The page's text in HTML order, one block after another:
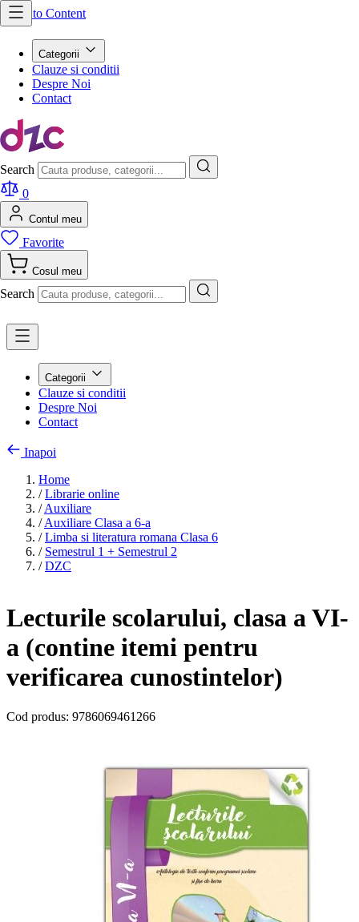
Skip to Content
Categorii
Clauze si conditii
Despre Noi
Contact
Search
0
Contul meu
Favorite
Cosul meu
Search
Categorii
Clauze si conditii
Despre Noi
Contact
Inapoi
Home
/ Librarie online
/ Auxiliare
/ Auxiliare Clasa a 6-a
/ Limba si literatura romana Clasa 6
/ Semestrul 1 + Semestrul 2
/ DZC
Lecturile scolarului, clasa a VI-
a (contine itemi pentru
verificarea cunostintelor)
Cod produs: 9786069461266